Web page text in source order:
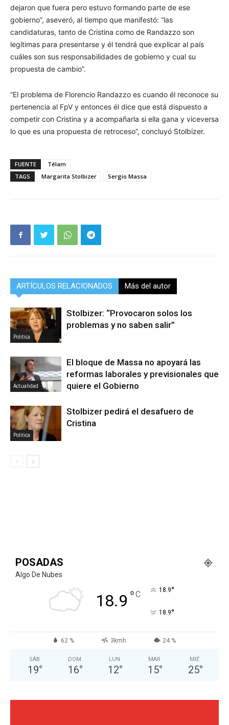
dejaron que fuera pero estuvo formando parte de ese
gobierno”, aseveró, al tiempo que manifestó: “las
candidaturas, tanto de Cristina como de Randazzo son
legítimas para presentarse y él tendrá que explicar al país
cuáles son sus responsabilidades de gobierno y cual su
propuesta de cambio”.
“El problema de Florencio Randazzo es cuando él reconoce su
pertenencia al FpV y entonces él dice que está dispuesto a
competir con Cristina y a acompañarla si ella gana y viceversa
lo que es una propuesta de retroceso”, concluyó Stolbizer.
FUENTE
Télam
TAGS
Margarita Stolbizer Sergio Massa
ARTÍCULOS RELACIONADOS Más del autor
Politica
Stolbizer: “Provocaron solos los
problemas y no saben salir”
Actualidad
El bloque de Massa no apoyará las
reformas laborales y previsionales que
quiere el Gobierno
Politica
Stolbizer pedirá el desafuero de
Cristina
POSADAS
Algo De Nubes
18.9 °C 18.9°
18.9°
62 % 3kmh 24 %
SÁB
19°
DOM
16°
LUN
12°
MAR
15°
MIÉ
25°